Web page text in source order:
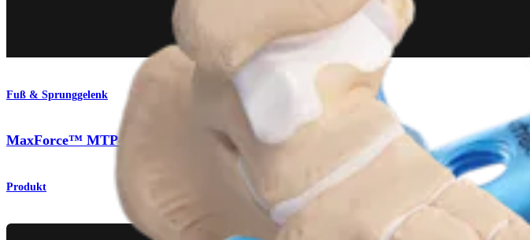
Fuß & Sprunggelenk
MaxForce™ MTP-Platten
Produkt